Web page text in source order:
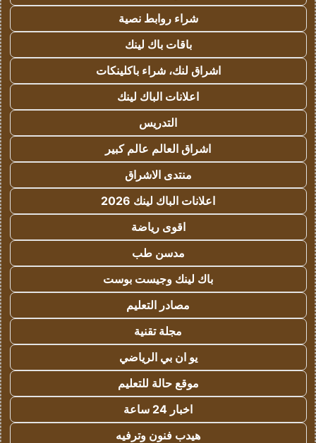
شراء روابط نصية
باقات باك لينك
اشراق لنك، شراء باكلينكات
اعلانات الباك لينك
التدريس
اشراق العالم عالم كبير
منتدى الاشراق
اعلانات الباك لينك 2026
اقوى رياضة
مدسن طب
باك لينك وجيست بوست
مصادر التعليم
مجلة تقنية
يو ان بي الرياضي
موقع حالة للتعليم
اخبار 24 ساعة
هيدب فنون وترفيه